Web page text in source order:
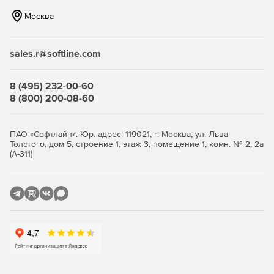
Smartsheet позволяет легко отправлять важные
может отправлять PDF, презентации, текстовые
документы, графические файлы, таблицы и много другое.
С программой Smartsheet можно легко включить
дедлайнов. Smartsheet может отправлять уведомления
через электронную почту. Настройка автоматического
выполнить задание в срок, но и упростить рабочий
процесс. В уведомление включаются только изменения,
внесенные другими соавторами.
Москва
sales.r@softline.com
8 (495) 232-00-60
8 (800) 200-08-60
ПАО «Софтлайн». Юр. адрес: 119021, г. Москва, ул. Льва
Толстого, дом 5, строение 1, этаж 3, помещение 1, комн. № 2, 2а
(А-311)